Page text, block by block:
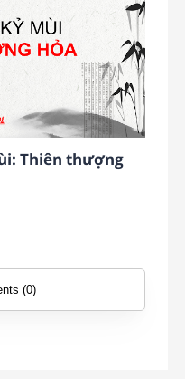
Thiên thượng
(0)